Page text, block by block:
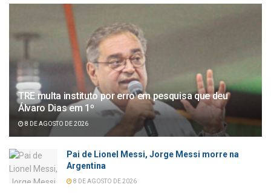
TRE multa instituto por erro em pesquisa que deu
Álvaro Dias em 1º
8 DE AGOSTO DE 2026
Pai de Lionel Messi, Jorge Messi morre na
Argentina
8 DE AGOSTO DE 2026